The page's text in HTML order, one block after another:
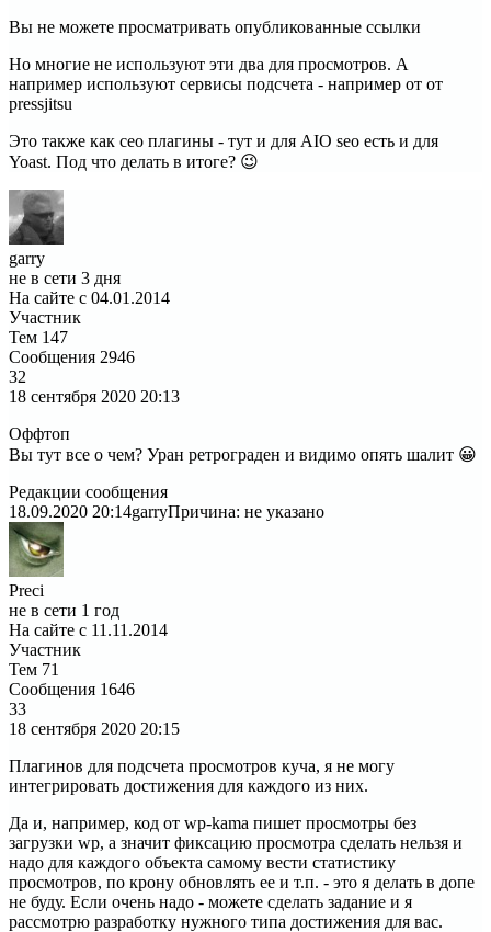
Вы не можете просматривать опубликованные ссылки
Но многие не используют эти два для просмотров. А
например используют сервисы подсчета - например от от
pressjitsu
Это также как сео плагины - тут и для AIO seo есть и для
Yoast. Под что делать в итоге? 😉
garry
не в сети 3 дня
На сайте с 04.01.2014
Участник
Тем 147
Сообщения 2946
32
18 сентября 2020 20:13
Оффтоп
Вы тут все о чем? Уран ретрограден и видимо опять шалит 😀
Редакции сообщения
18.09.2020 20:14garryПричина: не указано
Preci
не в сети 1 год
На сайте с 11.11.2014
Участник
Тем 71
Сообщения 1646
33
18 сентября 2020 20:15
Плагинов для подсчета просмотров куча, я не могу
интегрировать достижения для каждого из них.
Да и, например, код от wp-kama пишет просмотры без
загрузки wp, а значит фиксацию просмотра сделать нельзя и
надо для каждого объекта самому вести статистику
просмотров, по крону обновлять ее и т.п. - это я делать в допе
не буду. Если очень надо - можете сделать задание и я
рассмотрю разработку нужного типа достижения для вас.